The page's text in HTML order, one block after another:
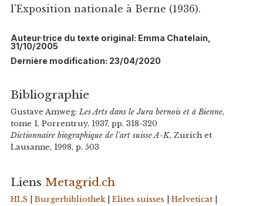
l'Exposition nationale à Berne (1936).
Auteur·trice du texte original: Emma Chatelain,
31/10/2005
Dernière modification: 23/04/2020
Bibliographie
Gustave Amweg: Les Arts dans le Jura bernois et à Bienne,
tome 1, Porrentruy, 1937, pp. 318-320
Dictionnaire biographique de l'art suisse A-K, Zurich et
Lausanne, 1998, p. 503
Liens Metagrid.ch
HLS Burgerbibliothek| Elites suisses Helveticat|